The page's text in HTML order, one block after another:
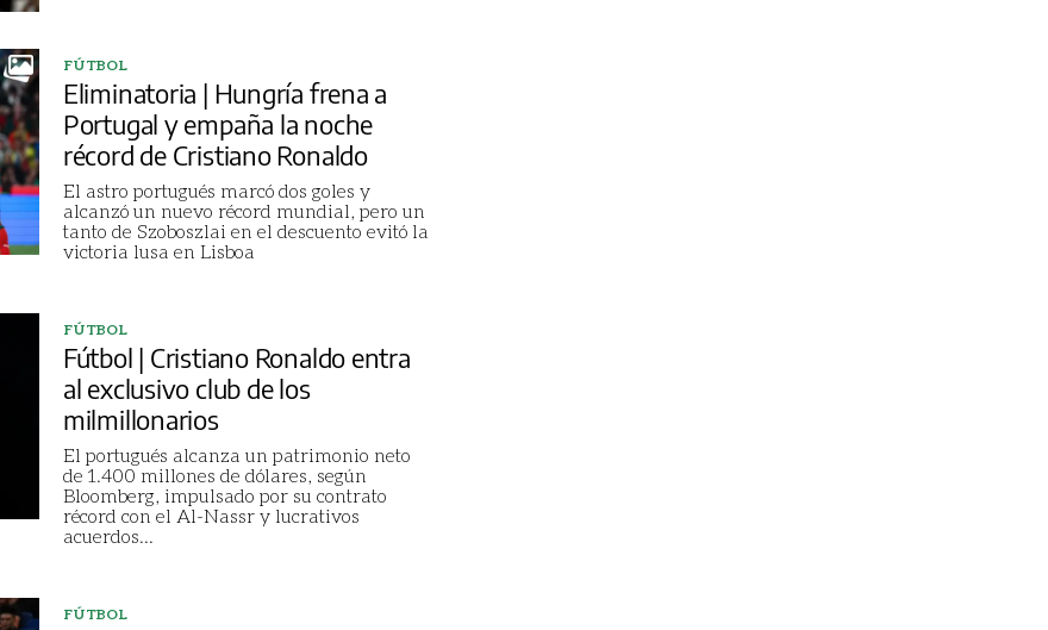
FÚTBOL
Eliminatoria | Hungría frena a
Portugal y empaña la noche
récord de Cristiano Ronaldo
El astro portugués marcó dos goles y
alcanzó un nuevo récord mundial, pero un
tanto de Szoboszlai en el descuento evitó la
victoria lusa en Lisboa
FÚTBOL
Fútbol | Cristiano Ronaldo entra
al exclusivo club de los
milmillonarios
El portugués alcanza un patrimonio neto
de 1.400 millones de dólares, según
Bloomberg, impulsado por su contrato
récord con el Al-Nassr y lucrativos
acuerdos...
FÚTBOL